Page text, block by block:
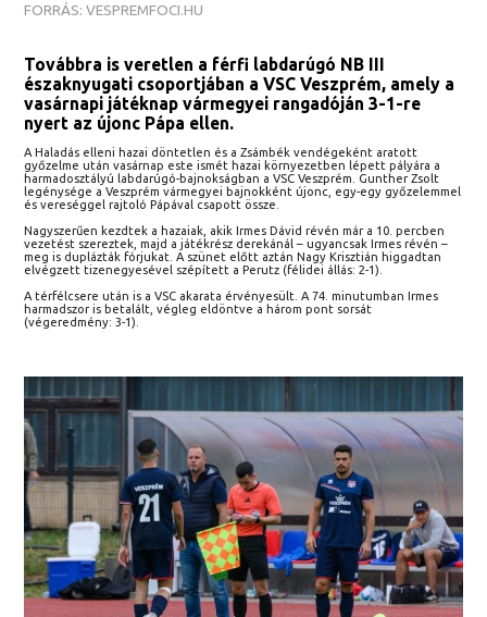
FORRÁS: VESPREMFOCI.HU
Továbbra is veretlen a férfi labdarúgó NB III
északnyugati csoportjában a VSC Veszprém, amely a
vasárnapi játéknap vármegyei rangadóján 3-1-re
nyert az újonc Pápa ellen.
A Haladás elleni hazai döntetlen és a Zsámbék vendégeként aratott
győzelme után vasárnap este ismét hazai környezetben lépett pályára a
harmadosztályú labdarúgó-bajnokságban a VSC Veszprém. Gunther Zsolt
legénysége a Veszprém vármegyei bajnokként újonc, egy-egy győzelemmel
és vereséggel rajtoló Pápával csapott össze.
Nagyszerűen kezdtek a hazaiak, akik Irmes Dávid révén már a 10. percben
vezetést szereztek, majd a játékrész derekánál – ugyancsak Irmes révén –
meg is duplázták fórjukat. A szünet előtt aztán Nagy Krisztián higgadtan
elvégzett tizenegyesével szépített a Perutz (félidei állás: 2-1).
A térfélcsere után is a VSC akarata érvényesült. A 74. minutumban Irmes
harmadszor is betalált, végleg eldöntve a három pont sorsát
(végeredmény: 3-1).